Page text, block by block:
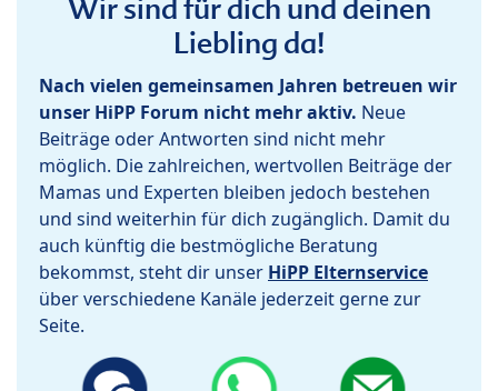
Wir sind für dich und deinen
Liebling da!
Nach vielen gemeinsamen Jahren betreuen wir
unser HiPP Forum nicht mehr aktiv. Neue
Beiträge oder Antworten sind nicht mehr
möglich. Die zahlreichen, wertvollen Beiträge der
Mamas und Experten bleiben jedoch bestehen
und sind weiterhin für dich zugänglich. Damit du
auch künftig die bestmögliche Beratung
bekommst, steht dir unser HiPP Elternservice
über verschiedene Kanäle jederzeit gerne zur
Seite.